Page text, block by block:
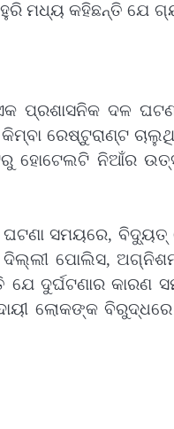
ମଧ୍ୟ କହିଛନ୍ତି ଯେ
ପ୍ରଶାସନିକ ଦଳ
ରେଷ୍ଟୁରାଣ୍ଟ
ହୋଟେଲଟି ନିଆଁର
ଘଟଣା ସମୟରେ, ବିଦ୍ୟୁତ୍
ଦିଲ୍ଲୀ ପୋଲିସ,
ଦୁର୍ଘଟଣାର କାରଣ
ଲୋକଙ୍କ